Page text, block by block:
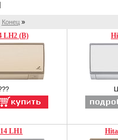
Конец»
LH2 (B)
LH1